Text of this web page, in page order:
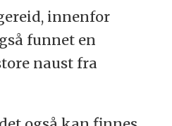
innenfor
funnet en
naust fra